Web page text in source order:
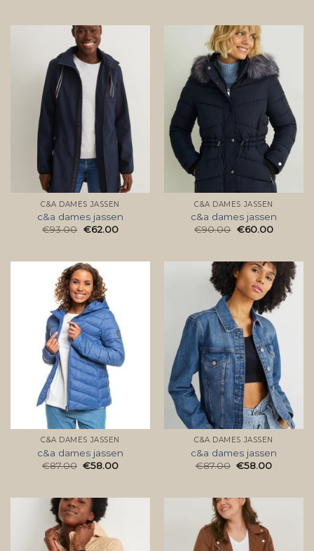
C&A DAMES JASSEN
c&a dames jassen
€93.00 €62.00
C&A DAMES JASSEN
c&a dames jassen
€90.00 €60.00
C&A DAMES JASSEN
c&a dames jassen
€87.00 €58.00
C&A DAMES JASSEN
c&a dames jassen
€87.00 €58.00